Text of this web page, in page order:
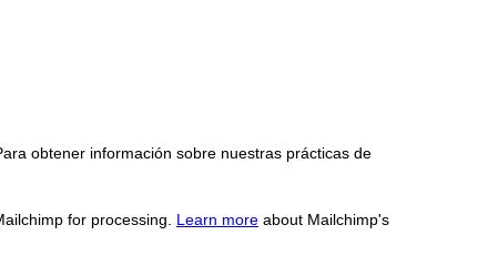
obtener información sobre nuestras prácticas de
for processing. Learn more about Mailchimp's